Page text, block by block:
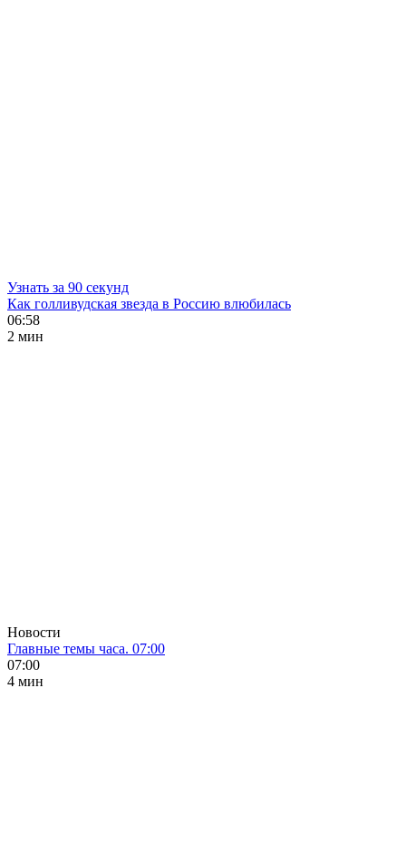
Узнать за 90 секунд
Как голливудская звезда в Россию влюбилась
06:58
2 мин
Новости
Главные темы часа. 07:00
07:00
4 мин